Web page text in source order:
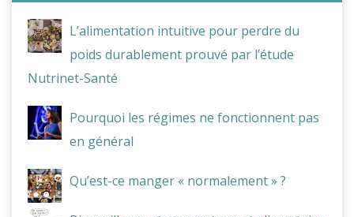
L’alimentation intuitive pour perdre du
poids durablement prouvé par l’étude
Nutrinet-Santé
Pourquoi les régimes ne fonctionnent pas
en général
Qu’est-ce manger « normalement » ?